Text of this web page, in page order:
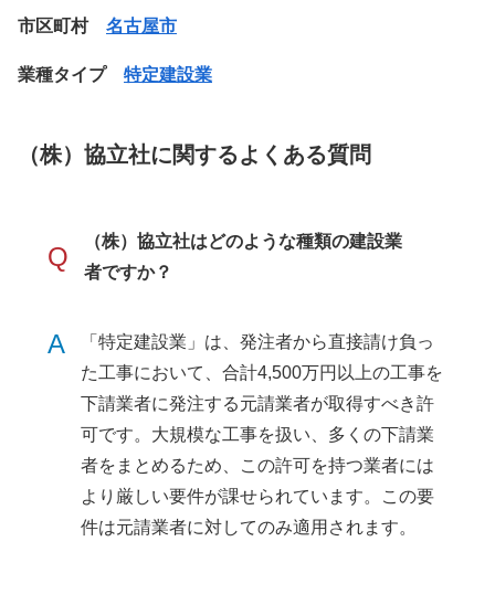
市区町村 名古屋市
業種タイプ 特定建設業
（株）協立社に関するよくある質問
Q
（株）協立社はどのような種類の建設業
者ですか？
A
「特定建設業」は、発注者から直接請け負っ
た工事において、合計4,500万円以上の工事を
下請業者に発注する元請業者が取得すべき許
可です。大規模な工事を扱い、多くの下請業
者をまとめるため、この許可を持つ業者には
より厳しい要件が課せられています。この要
件は元請業者に対してのみ適用されます。